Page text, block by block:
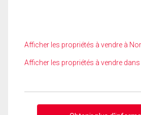
Afficher les propriétés à vendre à
Afficher les propriétés à vendre